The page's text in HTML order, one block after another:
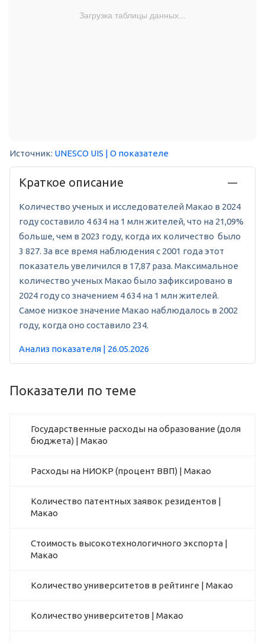
Загрузка таблицы данных...
Источник: UNESCO UIS | О показателе
Краткое описание
Количество ученых и исследователей Макао в 2024
году составило 4 634 на 1 млн жителей, что на 21,09%
больше, чем в 2023 году, когда их количество было
3 827. За все время наблюдения с 2001 года этот
показатель увеличился в 17,87 раза. Максимальное
количество ученых Макао было зафиксировано в
2024 году со значением 4 634 на 1 млн жителей.
Самое низкое значение Макао наблюдалось в 2002
году, когда оно составило 234.
Анализ показателя | 26.05.2026
Показатели по теме
Государственные расходы на образование (доля
бюджета) | Макао
Расходы на НИОКР (процент ВВП) | Макао
Количество патентных заявок резидентов |
Макао
Стоимость высокотехнологичного экспорта |
Макао
Количество университетов в рейтинге | Макао
Количество университетов | Макао